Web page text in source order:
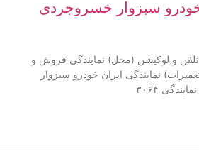
خودرو سبزوار خسروجردی
و لوکیشن (محل) نمایندگی فروش و
نمایندگی ایران خودرو سبزوار